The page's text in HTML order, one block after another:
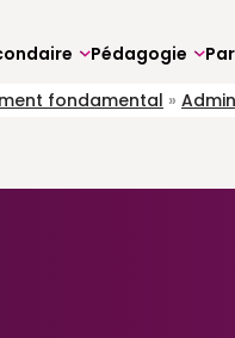
Pédagogie
fondamental »